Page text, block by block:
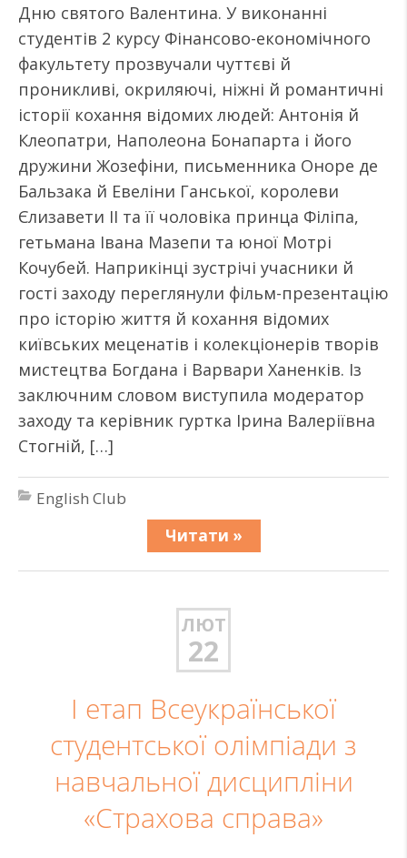
Дню святого Валентина. У виконанні
студентів 2 курсу Фінансово-економічного
факультету прозвучали чуттєві й
проникливі, окриляючі, ніжні й романтичні
історії кохання відомих людей: Антонія й
Клеопатри, Наполеона Бонапарта і його
дружини Жозефіни, письменника Оноре де
Бальзака й Евеліни Ганської, королеви
Єлизавети ІІ та її чоловіка принца Філіпа,
гетьмана Івана Мазепи та юної Мотрі
Кочубей. Наприкінці зустрічі учасники й
гості заходу переглянули фільм-презентацію
про історію життя й кохання відомих
київських меценатів і колекціонерів творів
мистецтва Богдана і Варвари Ханенків. Із
заключним словом виступила модератор
заходу та керівник гуртка Ірина Валеріївна
Стогній, […]
English Club
Читати »
ЛЮТ
22
І етап Всеукраїнської
студентської олімпіади з
навчальної дисципліни
«Страхова справа»